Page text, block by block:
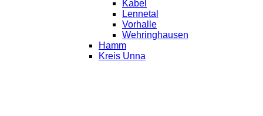
Kabel
Lennetal
Vorhalle
Wehringhausen
Hamm
Kreis Unna